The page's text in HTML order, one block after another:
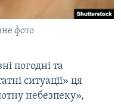
фото
погодні та
ситуації» ця
небезпеку»,